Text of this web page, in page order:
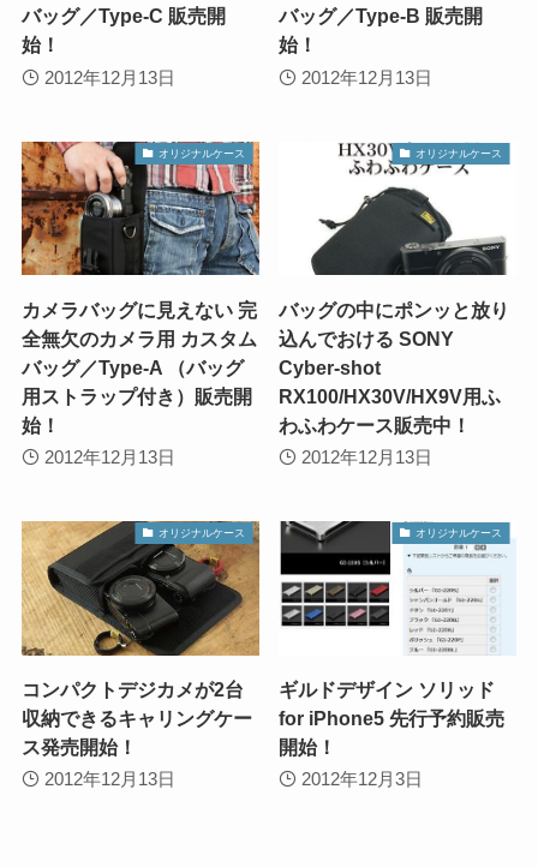
バッグ／Type-C 販売開
始！
2012年12月13日
バッグ／Type-B 販売開
始！
2012年12月13日
オリジナルケース
カメラバッグに見えない 完
全無欠のカメラ用 カスタム
バッグ／Type-A （バッグ
用ストラップ付き）販売開
始！
2012年12月13日
オリジナルケース
バッグの中にポンッと放り
込んでおける SONY
Cyber-shot
RX100/HX30V/HX9V用ふ
わふわケース販売中！
2012年12月13日
オリジナルケース
コンパクトデジカメが2台
収納できるキャリングケー
ス発売開始！
2012年12月13日
オリジナルケース
ギルドデザイン ソリッド
for iPhone5 先行予約販売
開始！
2012年12月3日